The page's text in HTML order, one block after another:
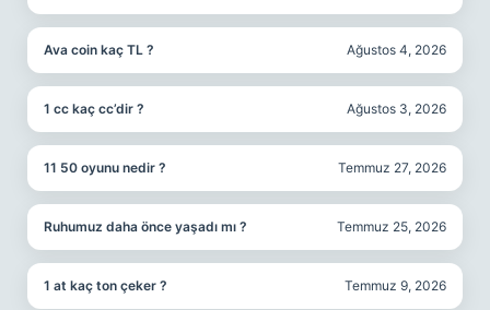
Ava coin kaç TL ? Ağustos 4, 2026
1 cc kaç cc’dir ? Ağustos 3, 2026
11 50 oyunu nedir ? Temmuz 27, 2026
Ruhumuz daha önce yaşadı mı ? Temmuz 25, 2026
1 at kaç ton çeker ? Temmuz 9, 2026